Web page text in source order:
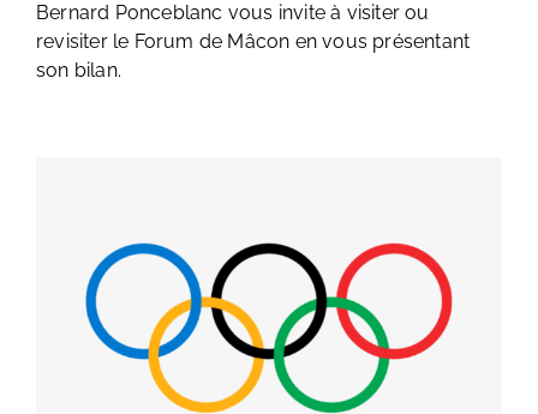
Bernard Ponceblanc vous invite à visiter ou
revisiter le Forum de Mâcon en vous présentant
son bilan.